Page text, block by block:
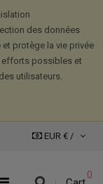
des données
et protège la vie privée
efforts possibles et
utilisateurs.
EUR € /
0